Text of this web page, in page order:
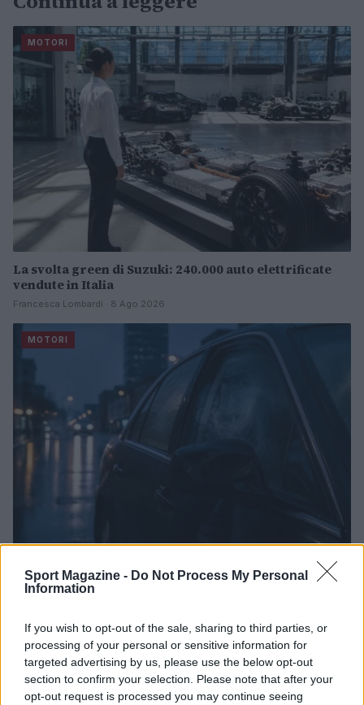
Sport Magazine - Do Not Process My Personal
Information
If you wish to opt-out of the sale, sharing to third parties, or
processing of your personal or sensitive information for
targeted advertising by us, please use the below opt-out
section to confirm your selection. Please note that after your
opt-out request is processed you may continue seeing
MOTORI
La svolta green di Suzuki: 240.000 auto elettrificate
vendute in Italia
Francesca Lombardi · 8 Ago 2026
MOTORI
Auto in fiamme: procedura sicura, errori da evitare
ed estintore a bordo
MOTORI